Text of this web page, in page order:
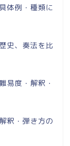
体例・種類に
史、奏法を比
易度・解釈・
釈・弾き方の